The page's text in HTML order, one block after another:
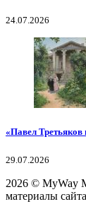
24.07.2026
«Павел Третьяков
29.07.2026
2026 © MyWay
материалы сайта